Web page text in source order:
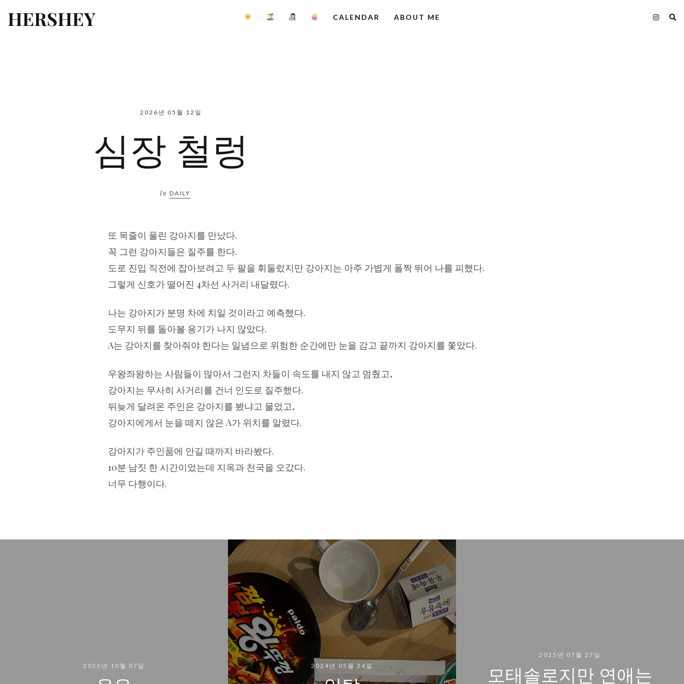
HERSHEY CALENDAR ABOUT ME
2026년 05월 12일
심장 철렁
In DAILY
또 목줄이 풀린 강아지를 만났다.
꼭 그런 강아지들은 질주를 한다.
도로 진입 직전에 잡아보려고 두 팔을 휘둘렀지만 강아지는 아주 가볍게 폴짝 뛰어 나를 피했다.
그렇게 신호가 떨어진 4차선 사거리 내달렸다.
나는 강아지가 분명 차에 치일 것이라고 예측했다.
도무지 뒤를 돌아볼 용기가 나지 않았다.
A는 강아지를 찾아줘야 한다는 일념으로 위험한 순간에만 눈을 감고 끝까지 강아지를 쫓았다.
우왕좌왕하는 사람들이 많아서 그런지 차들이 속도를 내지 않고 멈췄고,
강아지는 무사히 사거리를 건너 인도로 질주했다.
뒤늦게 달려온 주인은 강아지를 봤냐고 물었고,
강아지에게서 눈을 떼지 않은 A가 위치를 알렸다.
강아지가 주인품에 안길 때까지 바라봤다.
10분 남짓 한 시간이었는데 지옥과 천국을 오갔다.
너무 다행이다.
2025년 10월 07일 2024년 05월 24일
2025년 07월 27일
모태솔로지만 연애는